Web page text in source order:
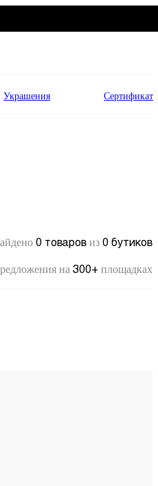
Украшения Сертификат
0 товаров из 0 бутиков
на 300+ площадках